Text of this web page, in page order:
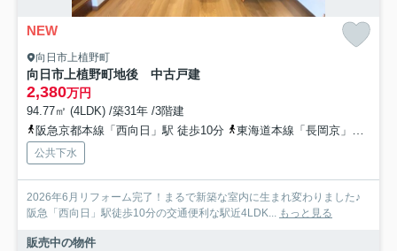
NEW
向日市上植野町
向日市上植野町地後 中古戸建
2,380万円
94.77㎡ (4LDK) /築31年 /3階建
阪急京都本線「西向日」駅 徒歩10分
東海道本線「長岡京」駅 徒歩20分
公共下水
2026年6月リフォーム完了！まるで新築な室内に生まれ変わりました♪
阪急「西向日」駅徒歩10分の交通便利な駅近4LDK... もっと見る
販売中の物件